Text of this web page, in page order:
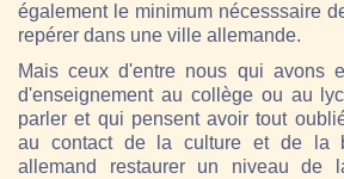
également le minimum nécesssaire
repérer dans une ville allemande.
Mais ceux d'entre nous qui avons
d'enseignement au collège ou au
parler et qui pensent avoir tout
au contact de la culture et de la
allemand restaurer un niveau de